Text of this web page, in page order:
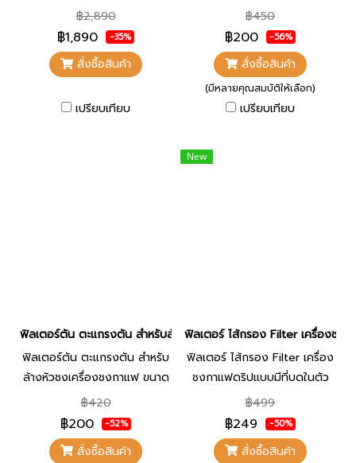
กาแฟ ETZEL รุ่น SN6570 และ
SN6505G แบบใหม่ ผลิตจากส
แตนเลสคุณภาพดี แข็งแรง
ทนทาน จับถนัดมือ รองรับการใช้
มม.
฿2,890
฿1,890 -35%
สั่งซื้อสินค้า
เปรียบเทียบ
SN987 แกนแม่เหล็กสำหรับใช้
งานกับเครื่องทำฟองนม
อัตโนมัติ ช่วยให้การตีฟองนม
และอุ่นเครื่องดื่มทำงานได้อย่าง
มีประสิทธิภาพ สามารถถอด
เปลี่ยนและทำความสะอาดได้ง่าย
อะไหล่เดิมที่สูญหายหรือชำรุด
฿450
฿200 -56%
สั่งซื้อสินค้า
(มีหลายคุณสมบัติให้เลือก)
เปรียบเทียบ
ฟิลเตอร์ตัน ตะแกรงตัน สำหรับล้างหัวชงเครื่องชงกาแฟ ขนาด 51mm
ฟิลเตอร์ตัน ตะแกรงตัน สำหรับ
ล้างหัวชงเครื่องชงกาแฟ ขนาด
51mm / 58mm อะไหล่เครื่องชง
กาแฟ
฿420
฿200 -52%
สั่งซื้อสินค้า
New
ฟิลเตอร์ ไส้กรอง Filter เครื่องชง
ฟิลเตอร์ ไส้กรอง Filter เครื่อง
ชงกาแฟดริปแบบมีที่บดในตัว
ETZEL รุ่น SN256
฿499
฿249 -50%
สั่งซื้อสินค้า